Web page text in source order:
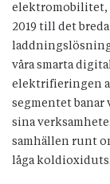
elektromobilitet,
2019 till det
våra smarta
elektrifieringen
segmentet banar
sina
samhällen runt
låga